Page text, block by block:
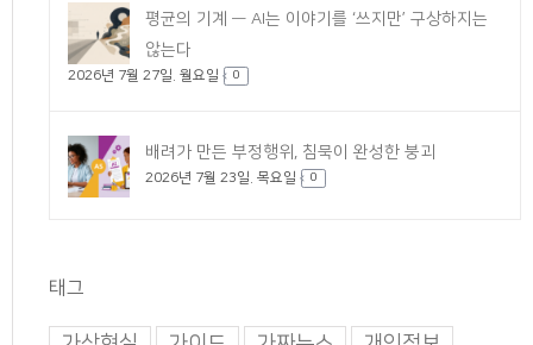
평균의 기계 — AI는 이야기를 ‘쓰지만’ 구상하지는
않는다
2026년 7월 27일. 월요일 0
배려가 만든 부정행위, 침묵이 완성한 붕괴
2026년 7월 23일. 목요일 0
태그